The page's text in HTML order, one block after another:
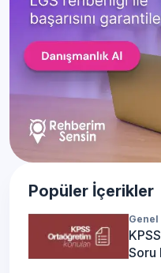
Popüler İçerikler
Genel
Soru